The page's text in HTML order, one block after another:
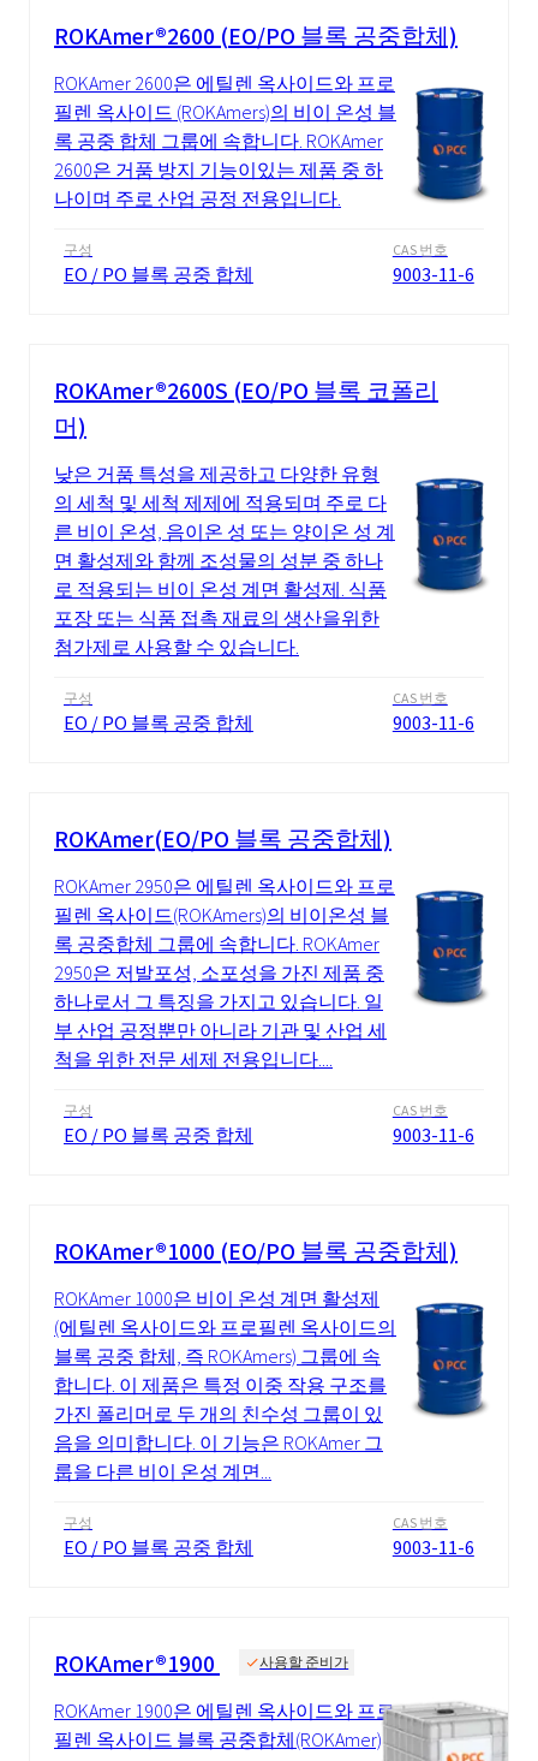
ROKAmer®2600 (EO/PO 블록 공중합체)
ROKAmer 2600은 에틸렌 옥사이드와 프로
필렌 옥사이드 (ROKAmers)의 비이 온성 블
록 공중 합체 그룹에 속합니다. ROKAmer
2600은 거품 방지 기능이있는 제품 중 하
나이며 주로 산업 공정 전용입니다.
구성
EO / PO 블록 공중 합체
CAS 번호
9003-11-6
ROKAmer®2600S (EO/PO 블록 코폴리
머)
낮은 거품 특성을 제공하고 다양한 유형
의 세척 및 세척 제제에 적용되며 주로 다
른 비이 온성, 음이온 성 또는 양이온 성 계
면 활성제와 함께 조성물의 성분 중 하나
로 적용되는 비이 온성 계면 활성제. 식품
포장 또는 식품 접촉 재료의 생산을위한
첨가제로 사용할 수 있습니다.
구성
EO / PO 블록 공중 합체
CAS 번호
9003-11-6
ROKAmer(EO/PO 블록 공중합체)
ROKAmer 2950은 에틸렌 옥사이드와 프로
필렌 옥사이드(ROKAmers)의 비이온성 블
록 공중합체 그룹에 속합니다. ROKAmer
2950은 저발포성, 소포성을 가진 제품 중
하나로서 그 특징을 가지고 있습니다. 일
부 산업 공정뿐만 아니라 기관 및 산업 세
척을 위한 전문 세제 전용입니다....
구성
EO / PO 블록 공중 합체
CAS 번호
9003-11-6
ROKAmer®1000 (EO/PO 블록 공중합체)
ROKAmer 1000은 비이 온성 계면 활성제
(에틸렌 옥사이드와 프로필렌 옥사이드의
블록 공중 합체, 즉 ROKAmers) 그룹에 속
합니다. 이 제품은 특정 이중 작용 구조를
가진 폴리머로 두 개의 친수성 그룹이 있
음을 의미합니다. 이 기능은 ROKAmer 그
룹을 다른 비이 온성 계면...
구성
EO / PO 블록 공중 합체
CAS 번호
9003-11-6
ROKAmer®1900 사용할 준비가
ROKAmer 1900은 에틸렌 옥사이드와 프로
필렌 옥사이드 블록 공중합체(ROKAmer)